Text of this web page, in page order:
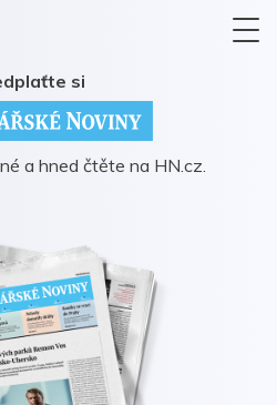
si
a hned čtěte na HN.cz.